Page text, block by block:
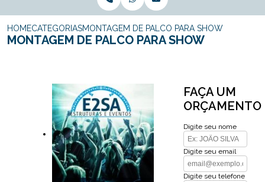
HOMECATEGORIASMONTAGEM DE PALCO PARA SHOW
MONTAGEM DE PALCO PARA SHOW
FAÇA UM
ORÇAMENTO
Digite seu nome
Digite seu email
Digite seu telefone